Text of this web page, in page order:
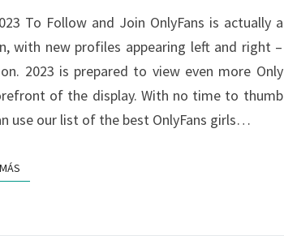
ONLINE!
To Follow and Join OnlyFans is actually a
with new profiles appearing left and right –
2023 is prepared to view even more Only
of the display. With no time to thumb
use our list of the best OnlyFans girls…